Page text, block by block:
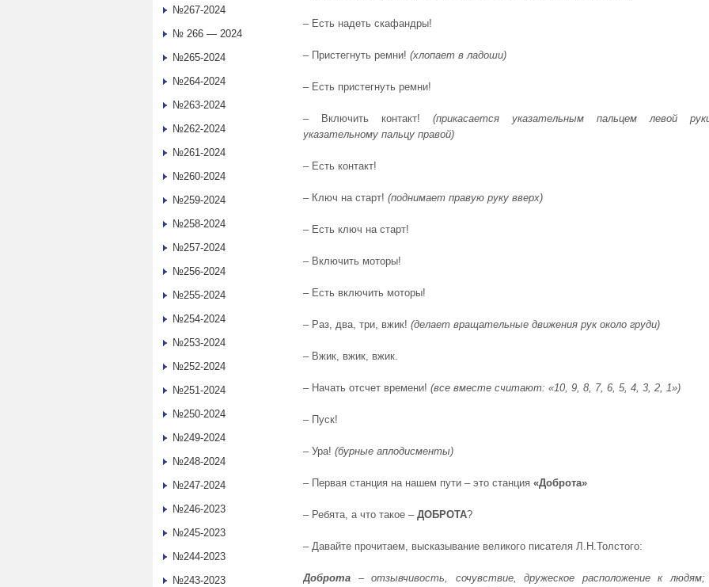
‒ Есть надеть скафандры!
‒ Пристегнуть ремни! (хлопает в ладоши)
‒ Есть пристегнуть ремни!
‒ Включить контакт! (прикасается указательным пальцем левой
указательному пальцу правой)
‒ Есть контакт!
‒ Ключ на старт! (поднимает правую руку вверх)
‒ Есть ключ на старт!
‒ Включить моторы!
‒ Есть включить моторы!
‒ Раз, два, три, вжик! (делает вращательные движения рук около груди)
‒ Вжик, вжик, вжик.
‒ Начать отсчет времени! (все вместе считают: «10, 9, 8, 7, 6, 5, 4, 3, 2, 1»)
‒ Пуск!
‒ Ура! (бурные аплодисменты)
‒ Первая станция на нашем пути – это станция «Доброта»
‒ Ребята, а что такое – ДОБРОТА?
‒ Давайте прочитаем, высказывание великого писателя Л.Н.Толстого:
Доброта – отзывчивость, сочувствие, дружеское расположение к людям;
№267-2024
№ 266 — 2024
№265-2024
№264-2024
№263-2024
№262-2024
№261-2024
№260-2024
№259-2024
№258-2024
№257-2024
№256-2024
№255-2024
№254-2024
№253-2024
№252-2024
№251-2024
№250-2024
№249-2024
№248-2024
№247-2024
№246-2023
№245-2023
№244-2023
№243-2023